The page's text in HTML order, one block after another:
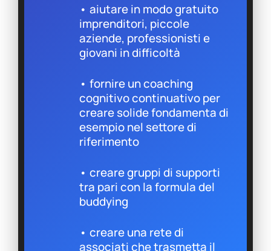
• aiutare in modo gratuito
imprenditori, piccole
aziende, professionisti e
giovani in difficoltà
• fornire un coaching
cognitivo continuativo per
creare solide fondamenta di
esempio nel settore di
riferimento
• creare gruppi di supporti
tra pari con la formula del
buddying
• creare una rete di
associati che trasmetta il